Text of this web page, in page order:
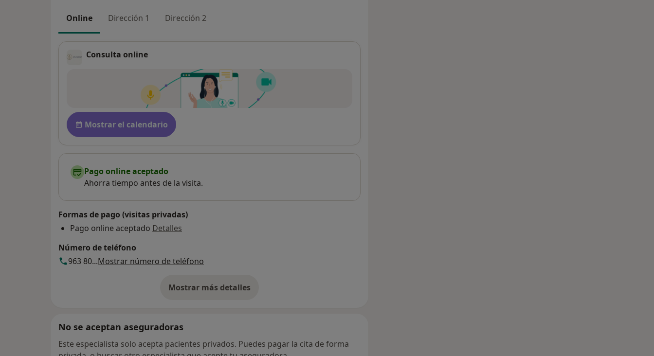
Online Dirección 1 Dirección 2
Consulta online
Disponibilidad
Mostrar el calendario
Pago online aceptado
Ahorra tiempo antes de la visita.
Formas de pago (visitas privadas)
Pago online aceptado Detalles
Número de teléfono
963 80...Mostrar número de teléfono
Mostrar más detalles
sobre la dirección
No se aceptan aseguradoras
Este especialista solo acepta pacientes privados. Puedes pagar la cita de forma